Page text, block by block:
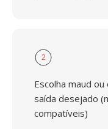
2
Escolha maud
saída desejado
compatíveis)